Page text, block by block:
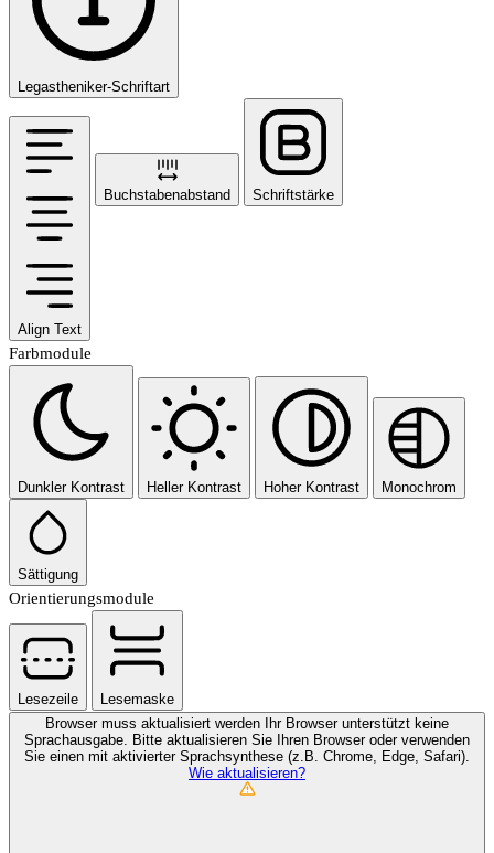
Legastheniker-Schriftart
Align Text
Buchstabenabstand Schriftstärke
Farbmodule
Dunkler Kontrast Heller Kontrast Hoher Kontrast Monochrom
Sättigung
Orientierungsmodule
Lesezeile
Lesemaske
Browser muss aktualisiert werden
Ihr Browser unterstützt keine
Sprachausgabe. Bitte aktualisieren Sie Ihren Browser oder verwenden
Sie einen mit aktivierter Sprachsynthese (z.B. Chrome, Edge, Safari).
Wie aktualisieren?